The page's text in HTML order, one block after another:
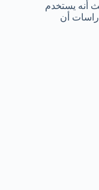
أنه يستخدم
أن